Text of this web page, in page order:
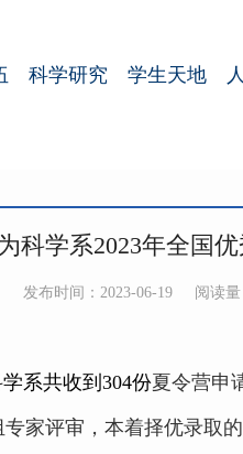
科学研究 学生天地
科学系2023年全国
发布时间：2023-06-19 阅读量
系共收到304份夏令营申
家评审，本着择优录取